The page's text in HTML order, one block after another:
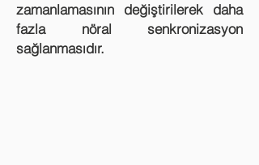
zamanlamasının değiştirilerek daha
fazla nöral senkronizasyon
sağlanmasıdır.